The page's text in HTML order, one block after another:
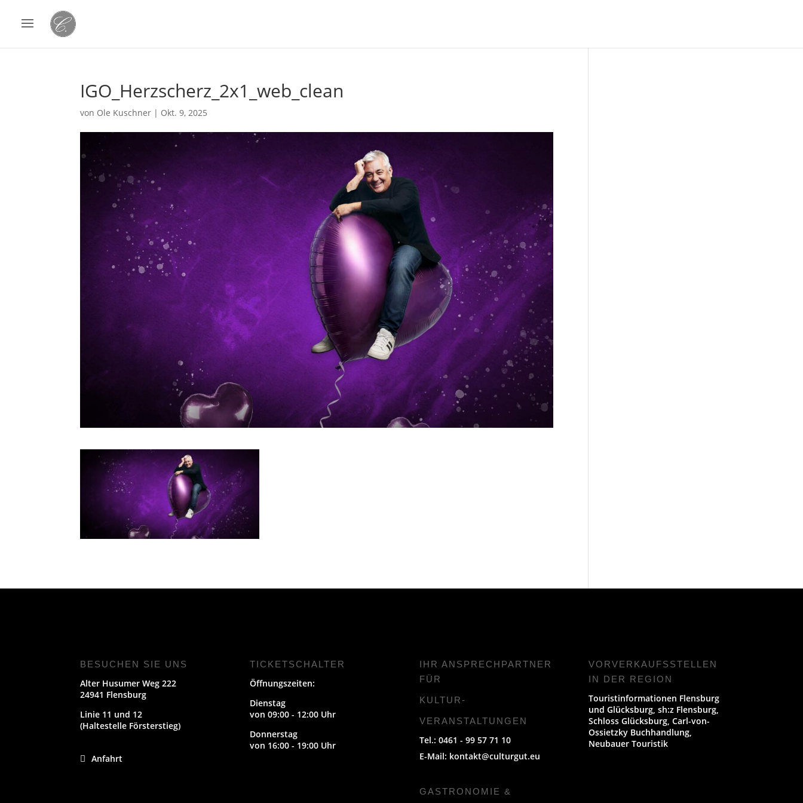
IGO_Herzscherz_2x1_web_clean
von Ole Kuschner | Okt. 9, 2025
BESUCHEN SIE UNS
Alter Husumer Weg 222
24941 Flensburg
Linie 11 und 12
(Haltestelle Försterstieg)
Anfahrt
TICKETSCHALTER
Öffnungszeiten:
Dienstag
von 09:00 - 12:00 Uhr
Donnerstag
von 16:00 - 19:00 Uhr
IHR ANSPRECHPARTNER
FÜR
KULTUR-
VERANSTALTUNGEN
Tel.: 0461 - 99 57 71 10
E-Mail: kontakt@culturgut.eu
GASTRONOMIE &
VORVERKAUFS­STELLEN
IN DER REGION
Touristinformationen Flensburg
und Glücksburg, sh:z Flensburg,
Schloss Glücksburg, Carl-von-
Ossietzky Buchhandlung,
Neubauer Touristik